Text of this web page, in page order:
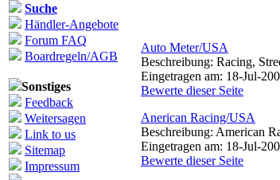
Suche
Händler-Angebote
Forum FAQ
Boardregeln/AGB
Sonstiges
Feedback
Weitersagen
Link to us
Sitemap
Impressum
Auto Meter/USA
Beschreibung: Racing,
Eingetragen am: 18-Jul-
Bewerte dieser Seite
Anerican Racing/USA
Beschreibung: American
Eingetragen am: 18-Jul-
Bewerte dieser Seite